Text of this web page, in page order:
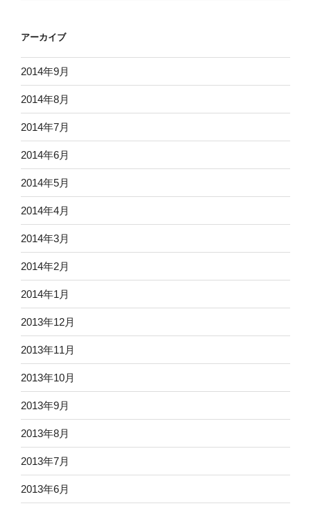
アーカイブ
2014年9月
2014年8月
2014年7月
2014年6月
2014年5月
2014年4月
2014年3月
2014年2月
2014年1月
2013年12月
2013年11月
2013年10月
2013年9月
2013年8月
2013年7月
2013年6月